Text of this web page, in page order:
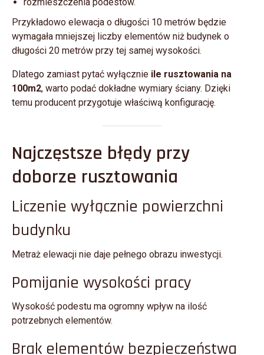
Przykładowo elewacja o długości 10 metrów będzie
wymagała mniejszej liczby elementów niż budynek o
długości 20 metrów przy tej samej wysokości.
Dlatego zamiast pytać wyłącznie ile rusztowania na
100m2, warto podać dokładne wymiary ściany. Dzięki
temu producent przygotuje właściwą konfigurację.
Najczęstsze błędy przy
doborze rusztowania
Liczenie wyłącznie powierzchni
budynku
Metraż elewacji nie daje pełnego obrazu inwestycji.
Pomijanie wysokości pracy
Wysokość podestu ma ogromny wpływ na ilość
potrzebnych elementów.
Brak elementów bezpieczeństwa